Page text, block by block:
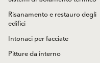
Risanamento e restauro degli
edifici
Intonaci per facciate
Pitture da interno